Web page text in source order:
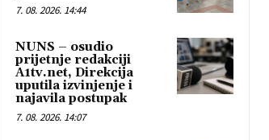
7. 08. 2026. 14:44
NUNS – osudio
prijetnje redakciji
A1tv.net, Direkcija
uputila izvinjenje i
najavila postupak
7. 08. 2026. 14:07